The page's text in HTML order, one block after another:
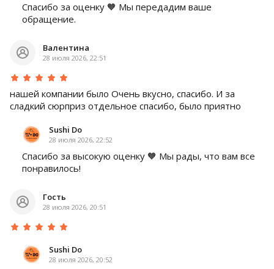
Спасибо за оценку 🧡 Мы передадим ваше
обращение.
Валентина
28 июля 2026, 22:51
нашей компании было Очень вкусно, спасибо. И за
сладкий сюрприз отдельное спасибо, было приятно
Sushi Do
28 июля 2026, 22:52
Спасибо за высокую оценку 🧡 Мы рады, что вам все
понравилось!
Гость
28 июля 2026, 20:51
Sushi Do
28 июля 2026, 20:52